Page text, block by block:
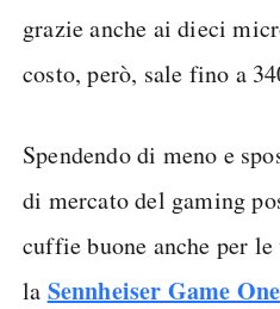
grazie anche ai dieci
costo, però, sale fino a
Spendendo di meno e
di mercato del gaming
cuffie buone anche per
la Sennheiser Game One